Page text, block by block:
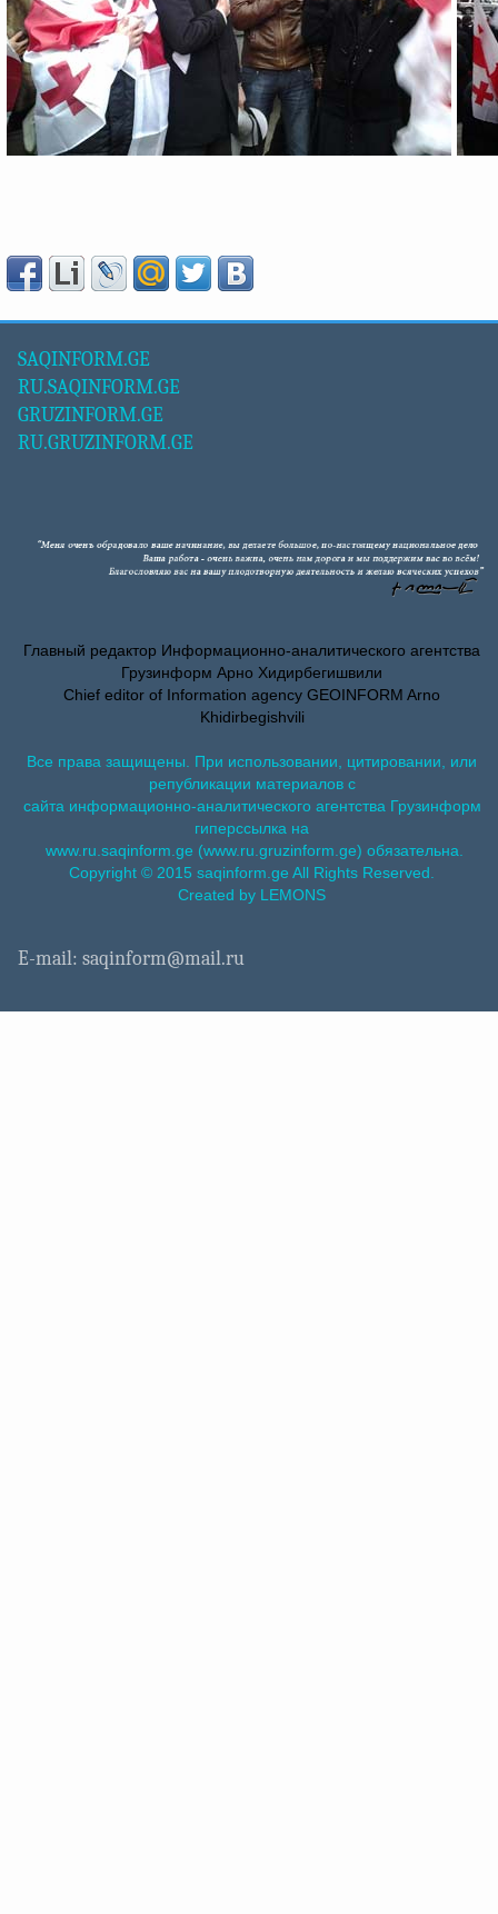
SAQINFORM.GE
RU.SAQINFORM.GE
GRUZINFORM.GE
RU.GRUZINFORM.GE
Главный редактор Информационно-аналитического агентства
Грузинформ Арно Хидирбегишвили
Chief editor of Information agency GEOINFORM Arno
Khidirbegishvili
Все права защищены. При использовании, цитировании, или
републикации материалов с
сайта информационно-аналитического агентства Грузинформ
гиперссылка на
www.ru.saqinform.ge (www.ru.gruzinform.ge) обязательна.
Copyright © 2015 saqinform.ge All Rights Reserved.
Created by LEMONS
E-mail: saqinform@mail.ru